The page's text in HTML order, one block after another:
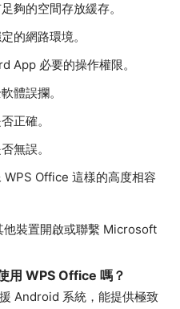
夠的空間存放緩存。
的網路環境。
App 必要的操作權限。
體誤攔。
正確。
無誤。
Office 這樣的高度相容
他裝置開啟或聯繫 Microsoft
用 WPS Office 嗎？
Android 系統，能提供極致